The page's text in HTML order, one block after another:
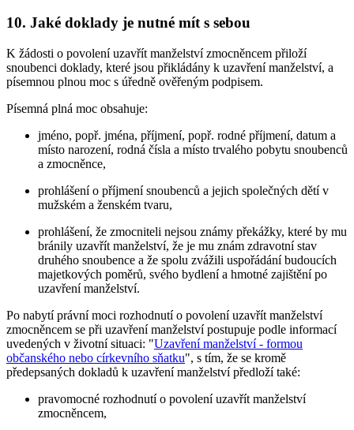
10. Jaké doklady je nutné mít s sebou
K žádosti o povolení uzavřít manželství zmocněncem přiloží
snoubenci doklady, které jsou přikládány k uzavření manželství, a
písemnou plnou moc s úředně ověřeným podpisem.
Písemná plná moc obsahuje:
jméno, popř. jména, příjmení, popř. rodné příjmení, datum a
místo narození, rodná čísla a místo trvalého pobytu snoubenců
a zmocněnce,
prohlášení o příjmení snoubenců a jejich společných dětí v
mužském a ženském tvaru,
prohlášení, že zmocniteli nejsou známy překážky, které by mu
bránily uzavřít manželství, že je mu znám zdravotní stav
druhého snoubence a že spolu zvážili uspořádání budoucích
majetkových poměrů, svého bydlení a hmotné zajištění po
uzavření manželství.
Po nabytí právní moci rozhodnutí o povolení uzavřít manželství
zmocněncem se při uzavření manželství postupuje podle informací
uvedených v životní situaci: "Uzavření manželství - formou
občanského nebo církevního sňatku", s tím, že se kromě
předepsaných dokladů k uzavření manželství předloží také:
pravomocné rozhodnutí o povolení uzavřít manželství
zmocněncem,